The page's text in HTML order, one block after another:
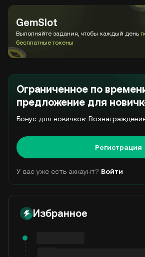
GemSlot
Выполняйте задания, чтобы каждый день
бесплатные токены
Ограниченное по
предложение для
Бонус для новичков:
Регистрация
У вас уже есть аккаунт? Войти
Избранное